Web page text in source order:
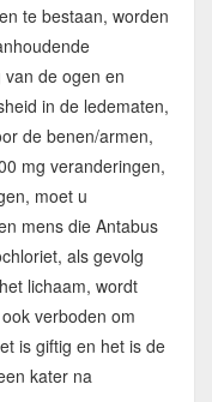
te bestaan, worden
de ogen en
in de ledematen,
de benen/armen,
mg veranderingen,
moet u
mens die Antabus
als gevolg
lichaam, wordt
verboden om
is giftig en het is de
kater na